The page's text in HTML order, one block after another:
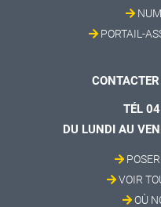
PORTAIL-
TÉL
DU LUNDI AU
VOIR
OÙ